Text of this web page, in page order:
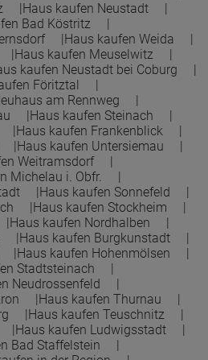
Haus kaufen Neustadt
Bad Köstritz
Haus kaufen Weida
Haus kaufen Meuselwitz
kaufen Neustadt bei Coburg
Föritztal
am Rennweg
Haus kaufen Steinach
Haus kaufen Frankenblick
Haus kaufen Untersiemau
Weitramsdorf
Michelau i. Obfr.
Haus kaufen Sonnefeld
Haus kaufen Stockheim
Haus kaufen Nordhalben
Haus kaufen Burgkunstadt
Haus kaufen Hohenmölsen
Stadtsteinach
Neudrossenfeld
Haus kaufen Thurnau
Haus kaufen Teuschnitz
Haus kaufen Ludwigsstadt
Bad Staffelstein